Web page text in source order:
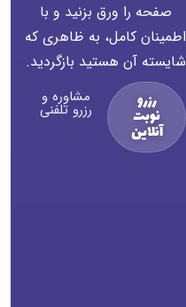
صفحه را ورق بزنید و با
اطمینان کامل، به ظاهری که
شایسته آن هستید بازگردید.
رزرو
نوبت
آنلاین
مشاوره و
رزرو تلفنی